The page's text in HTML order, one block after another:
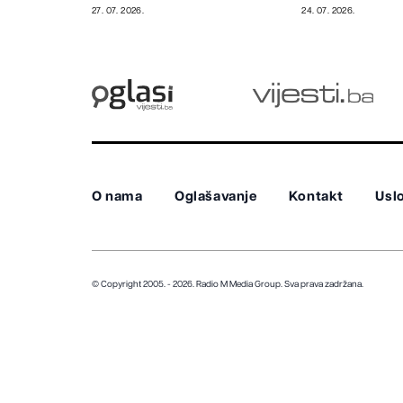
filmske priče
27. 07. 2026.
vrijedna
24. 07. 2026.
O nama Oglašavanje Kontakt
© Copyright 2005. - 2026. Radio M Media Group. Sva prava zadržana.